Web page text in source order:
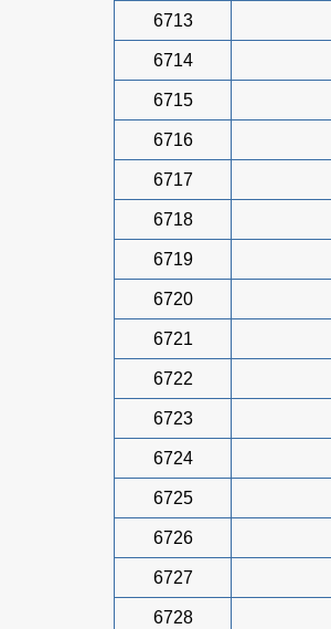
6713
6714
6715
6716
6717
6718
6719
6720
6721
6722
6723
6724
6725
6726
6727
6728